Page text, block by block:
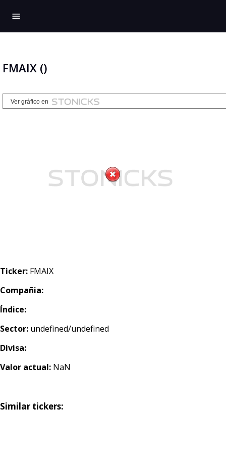
menu
FMAIX ()
Ticker: FMAIX
Compañia:
Índice:
Sector: undefined/undefined
Divisa:
Valor actual: NaN
Similar tickers: